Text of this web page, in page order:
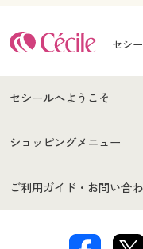
セシ
セシールへようこそ
はじめての方へ
セシールご利用規約
ショッピングメニュー
商品カテゴリ
ご利用ガイド・お問い合